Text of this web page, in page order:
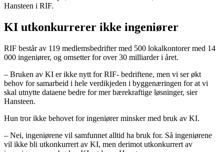
Hansteen i RIF.
KI utkonkurrerer ikke ingeniører
RIF består av 119 medlemsbedrifter med 500 lokalkontorer med 14
000 ingeniører, og omsetter for over 30 milliarder i året.
– Bruken av KI er ikke nytt for RIF- bedriftene, men vi ser økt
behov for samarbeid i hele verdikjeden i byggenæringen for at vi
skal utnytte dataene bedre for mer bærekraftige løsninger, sier
Hansteen.
Hun tror ikke behovet for ingeniører minsker med bruk av KI.
– Nei, ingeniørene vil samfunnet alltid ha bruk for. Så ingeniørene
vil ikke bli utkonkurrert av KI, men derimot utkonkurrert av